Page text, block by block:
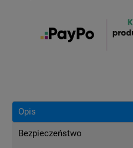
Opis
Bezpieczeństwo